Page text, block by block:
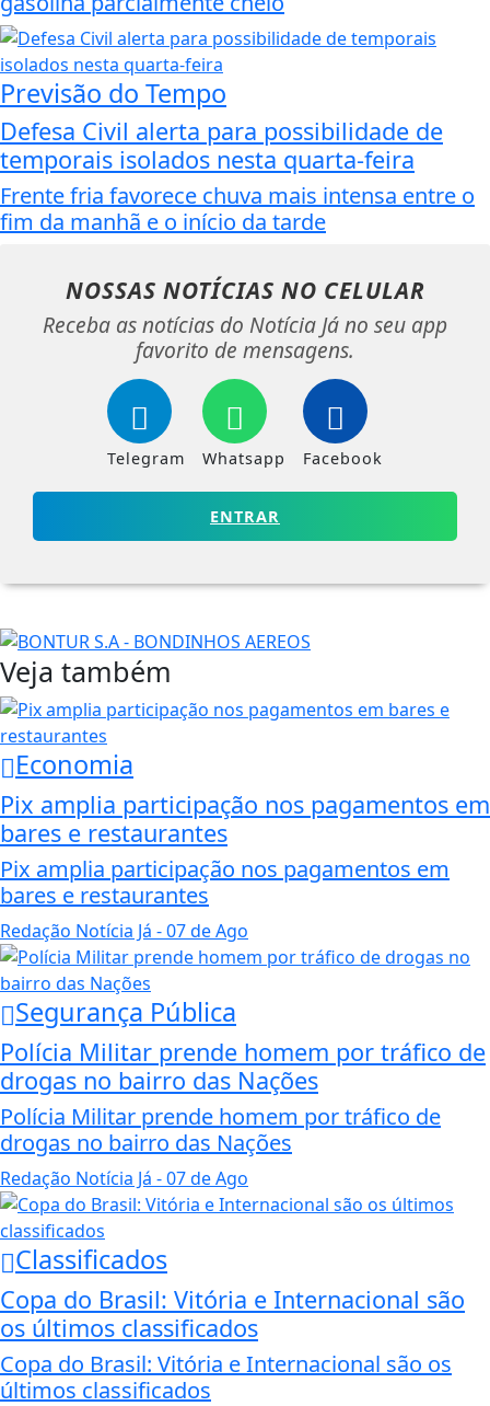
Previsão do Tempo
Defesa Civil alerta para possibilidade de
temporais isolados nesta quarta-feira
Frente fria favorece chuva mais intensa entre o
fim da manhã e o início da tarde
NOSSAS NOTÍCIAS NO CELULAR
Receba as notícias do Notícia Já no seu app
favorito de mensagens.
Telegram Whatsapp Facebook
ENTRAR
Veja também
Economia
Pix amplia participação nos pagamentos em
bares e restaurantes
Pix amplia participação nos pagamentos em
bares e restaurantes
Redação Notícia Já - 07 de Ago
Segurança Pública
Polícia Militar prende homem por tráfico de
drogas no bairro das Nações
Polícia Militar prende homem por tráfico de
drogas no bairro das Nações
Redação Notícia Já - 07 de Ago
Classificados
Copa do Brasil: Vitória e Internacional são
os últimos classificados
Copa do Brasil: Vitória e Internacional são os
últimos classificados